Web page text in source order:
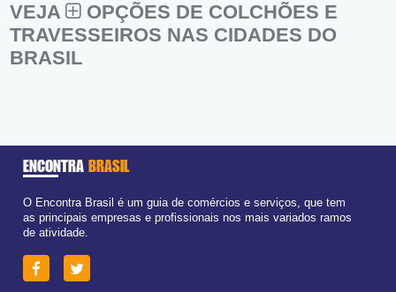
VEJA
OPÇÕES DE COLCHÕES E
TRAVESSEIROS NAS CIDADES DO
BRASIL
ENCONTRA BRASIL
O Encontra Brasil é um guia de comércios e serviços, que tem
as principais empresas e profissionais nos mais variados ramos
de atividade.